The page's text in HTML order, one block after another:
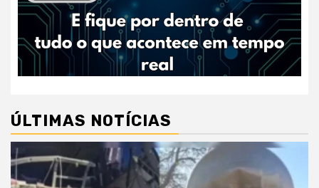
ÚLTIMAS NOTÍCIAS